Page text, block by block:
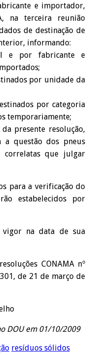
e importador,
na terceira reunião
de destinação de
informando:
e por fabricante e
por unidade da
por categoria
temporariamente;
presente resolução,
a questão dos pneus
correlatas que julgar
para a verificação do
estabelecidos por
vigor na data de sua
CONAMA nº
de 21 de março de
DOU em 01/10/2009
resíduos sólidos